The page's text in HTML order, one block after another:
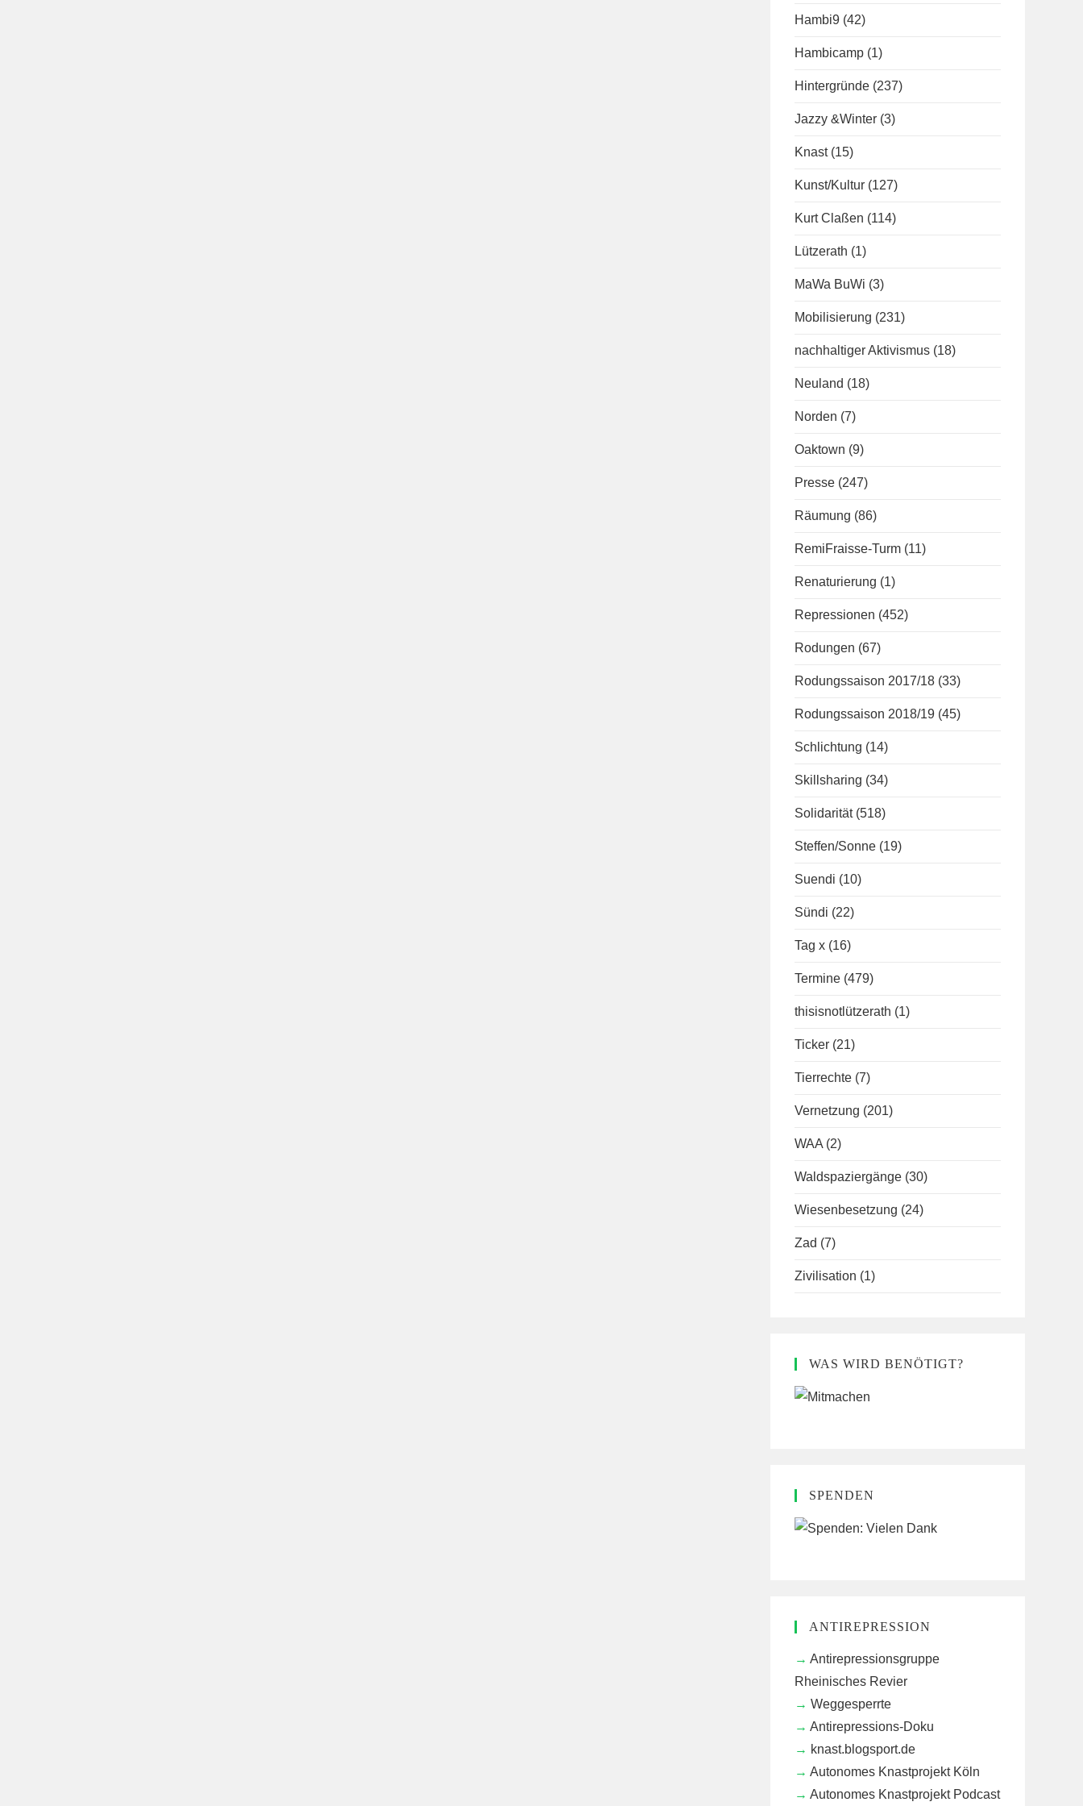
Hambi9 (42)
Hambicamp (1)
Hintergründe (237)
Jazzy &Winter (3)
Knast (15)
Kunst/Kultur (127)
Kurt Claßen (114)
Lützerath (1)
MaWa BuWi (3)
Mobilisierung (231)
nachhaltiger Aktivismus (18)
Neuland (18)
Norden (7)
Oaktown (9)
Presse (247)
Räumung (86)
RemiFraisse-Turm (11)
Renaturierung (1)
Repressionen (452)
Rodungen (67)
Rodungssaison 2017/18 (33)
Rodungssaison 2018/19 (45)
Schlichtung (14)
Skillsharing (34)
Solidarität (518)
Steffen/Sonne (19)
Suendi (10)
Sündi (22)
Tag x (16)
Termine (479)
thisisnotlützerath (1)
Ticker (21)
Tierrechte (7)
Vernetzung (201)
WAA (2)
Waldspaziergänge (30)
Wiesenbesetzung (24)
Zad (7)
Zivilisation (1)
WAS WIRD BENÖTIGT?
SPENDEN
ANTIREPRESSION
Antirepressionsgruppe
Rheinisches Revier
Weggesperrte
Antirepressions-Doku
knast.blogsport.de
Autonomes Knastprojekt Köln
Autonomes Knastprojekt Podcast